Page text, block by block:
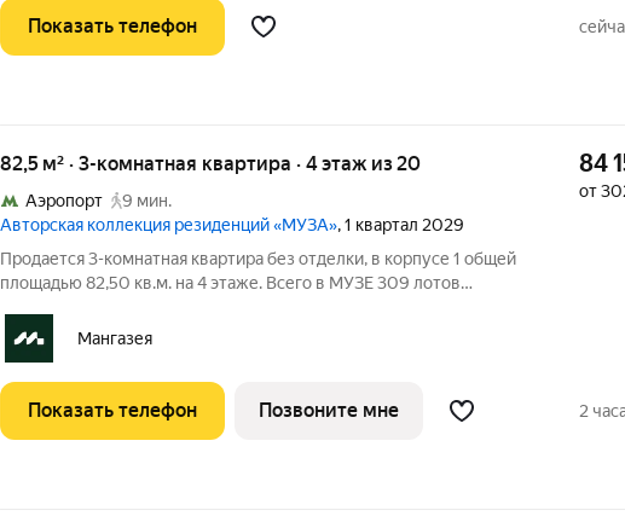
Показать телефон
82,5 м² · 3-комнатная квартира · 4 этаж из 20
Аэропорт
9 мин.
Авторская коллекция резиденций «МУЗА», 1 квартал 2029
Продается 3-комнатная квартира без отделки, в корпусе 1 общей
площадью 82,50 кв.м. на 4 этаже. Всего в МУЗЕ 309 лотов
Высота потолков от 3,5 до 4,65 м. Эксклюзивные форматы:
Мангазея
84
от
Показать телефон Позвоните мне 2